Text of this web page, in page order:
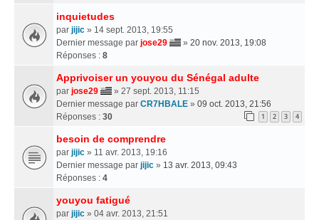
inquietudes
par jijic » 14 sept. 2013, 19:55
Dernier message par jose29 » 20 nov. 2013, 19:08
Réponses : 8
Apprivoiser un youyou du Sénégal adulte
par jose29
» 27 sept. 2013, 11:15
Dernier message par CR7HBALE » 09 oct. 2013, 21:56
Réponses : 30 1 2 3 4
besoin de comprendre
par jijic » 11 avr. 2013, 19:16
Dernier message par jijic » 13 avr. 2013, 09:43
Réponses : 4
youyou fatigué
par jijic » 04 avr. 2013, 21:51